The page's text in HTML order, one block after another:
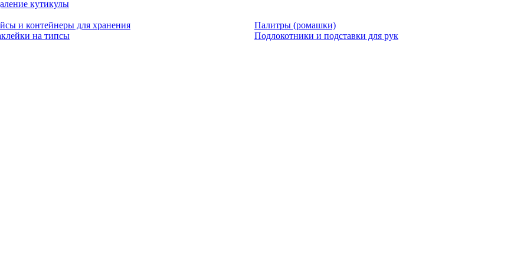
кутикулы
и контейнеры для хранения
на типсы
Палитры (ромашки)
Подлокотники и подставки для рук